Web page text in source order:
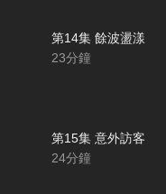
第14集 餘波盪漾
23分鐘
第15集 意外訪客
24分鐘